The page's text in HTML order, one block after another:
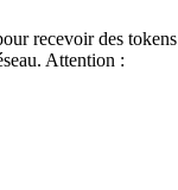
recevoir des tokens
Attention :